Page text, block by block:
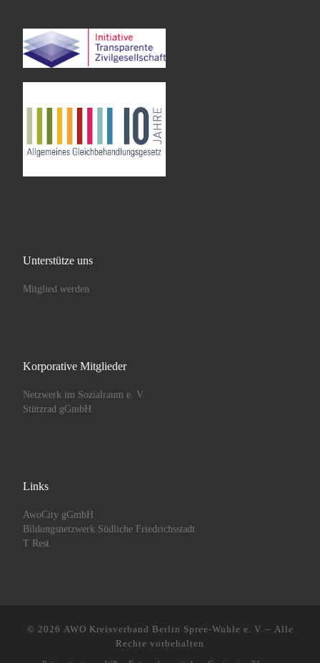
Unterstütze uns
Mitglied werden
Korporative Mitglieder
Netzwerk im Sozialraum e. V.
Stützrad gGmbH
Links
AwoCity gGmbH
Bildungsnetzwerk Südliche Friedrichsstadt
T Rest
© 2026 AWO Kreisverband Berlin Spree-Wuhle e. V. – Alle
Rechte vorbehalten